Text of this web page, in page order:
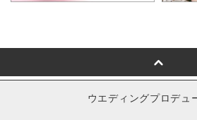
ウエディングプロデュ